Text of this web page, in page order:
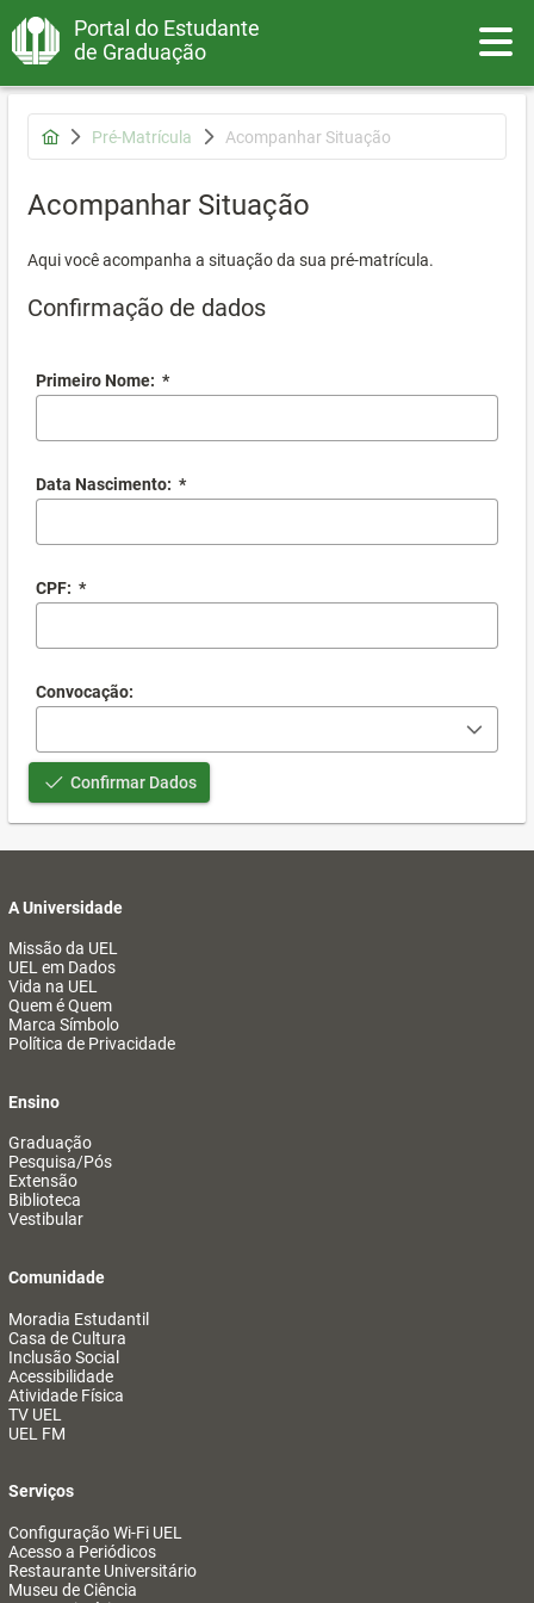
Portal do Estudante
de Graduação
Pré-Matrícula Acompanhar Situação
Acompanhar Situação
Aqui você acompanha a situação da sua pré-matrícula.
Confirmação de dados
Primeiro Nome: *
Data Nascimento: *
CPF: *
Convocação:
Confirmar Dados
A Universidade
Missão da UEL
UEL em Dados
Vida na UEL
Quem é Quem
Marca Símbolo
Política de Privacidade
Ensino
Graduação
Pesquisa/Pós
Extensão
Biblioteca
Vestibular
Comunidade
Moradia Estudantil
Casa de Cultura
Inclusão Social
Acessibilidade
Atividade Física
TV UEL
UEL FM
Serviços
Configuração Wi-Fi UEL
Acesso a Periódicos
Restaurante Universitário
Museu de Ciência